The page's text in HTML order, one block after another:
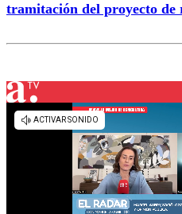
tramitación del proyecto de